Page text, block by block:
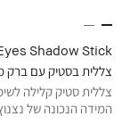
Shadow Stick
צללית בסטיק עם ברק
צללית סטיק קלילה
המידה הנכונה של